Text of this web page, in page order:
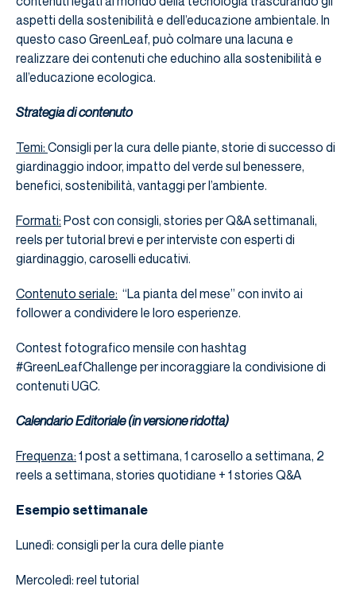
aspetti della sostenibilità e dell’educazione ambientale. In
questo caso GreenLeaf, può colmare una lacuna e
realizzare dei contenuti che educhino alla sostenibilità e
all’educazione ecologica.
Strategia di contenuto
Temi: Consigli per la cura delle piante, storie di successo di
giardinaggio indoor, impatto del verde sul benessere,
benefici, sostenibilità, vantaggi per l’ambiente.
Formati: Post con consigli, stories per Q&A settimanali,
reels per tutorial brevi e per interviste con esperti di
giardinaggio, caroselli educativi.
Contenuto seriale: “La pianta del mese” con invito ai
follower a condividere le loro esperienze.
Contest fotografico mensile con hashtag
#GreenLeafChallenge per incoraggiare la condivisione di
contenuti UGC.
Calendario Editoriale (in versione ridotta)
Frequenza: 1 post a settimana, 1 carosello a settimana, 2
reels a settimana, stories quotidiane + 1 stories Q&A
Esempio settimanale
Lunedì: consigli per la cura delle piante
Mercoledì: reel tutorial